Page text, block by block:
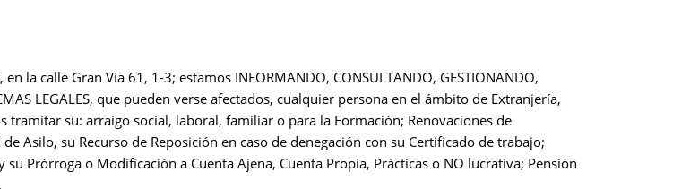
la calle Gran Vía 61, 1-3; estamos INFORMANDO, CONSULTANDO, GESTIONANDO,
LEGALES, que pueden verse afectados, cualquier persona en el ámbito de Extranjería,
tramitar su: arraigo social, laboral, familiar o para la Formación; Renovaciones de
Asilo, su Recurso de Reposición en caso de denegación con su Certificado de trabajo;
su Prórroga o Modificación a Cuenta Ajena, Cuenta Propia, Prácticas o NO lucrativa; Pensión